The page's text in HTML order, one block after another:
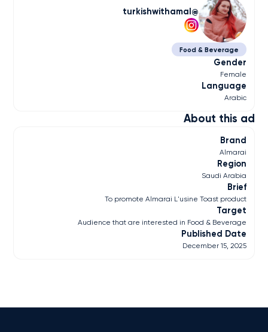
About this ad
Brand
Almarai
Region
Saudi Arabia
Brief
To promote Almarai L'usine Toast product
Target
Audience that are interested in Food & Beverage
Published Date
December 15, 2025
turkishwithamal
Food & Beverage
Gender
Female
Language
Arabic